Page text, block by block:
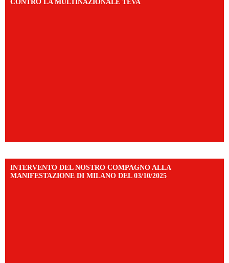
CONTRO LA MULTINAZIONALE TEVA
INTERVENTO DEL NOSTRO COMPAGNO ALLA
MANIFESTAZIONE DI MILANO DEL 03/10/2025